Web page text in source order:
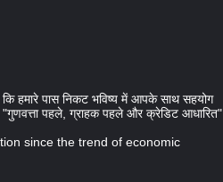
हमारे पास निकट भविष्य में आपके साथ सहयोग
पहले, ग्राहक पहले और क्रेडिट आधारित"
since the trend of economic